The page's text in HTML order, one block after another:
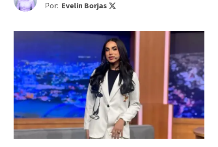
Por: Evelin Borjas